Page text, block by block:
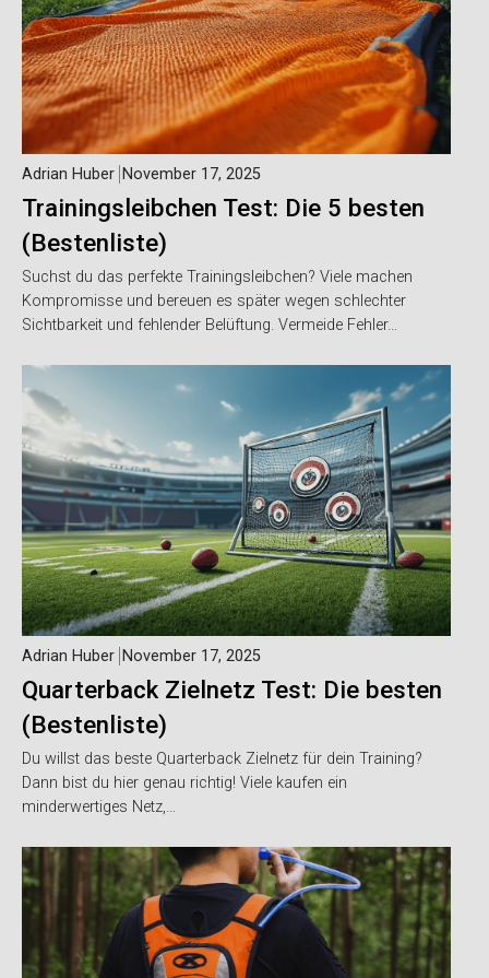
Trainingsleibchen Test: Die 5 besten
(Bestenliste)
Adrian Huber November 17, 2025
Suchst du das perfekte Trainingsleibchen? Viele machen
Kompromisse und bereuen es später wegen schlechter
Sichtbarkeit und fehlender Belüftung. Vermeide Fehler…
Quarterback Zielnetz Test: Die besten
(Bestenliste)
Adrian Huber November 17, 2025
Du willst das beste Quarterback Zielnetz für dein Training?
Dann bist du hier genau richtig! Viele kaufen ein
minderwertiges Netz,…